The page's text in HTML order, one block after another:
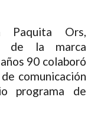
Ors,
de la marca
90 colaboró
comunicación
programa de